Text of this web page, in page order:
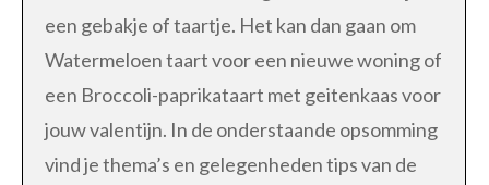
een gebakje of taartje. Het kan dan gaan om
Watermeloen taart voor een nieuwe woning of
een Broccoli-paprikataart met geitenkaas voor
jouw valentijn. In de onderstaande opsomming
vind je thema’s en gelegenheden tips van de